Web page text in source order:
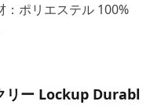
ポリエステル 100%
リー Lockup Durabl